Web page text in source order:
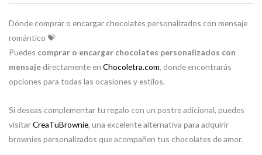
Dónde comprar o encargar chocolates personalizados con mensaje
romántico 💝
Puedes comprar o encargar chocolates personalizados con
mensaje directamente en Chocoletra.com, donde encontrarás
opciones para todas las ocasiones y estilos.
Si deseas complementar tu regalo con un postre adicional, puedes
visitarCreaTuBrownie, una excelente alternativa para adquirir
brownies personalizados que acompañen tus chocolates de amor.